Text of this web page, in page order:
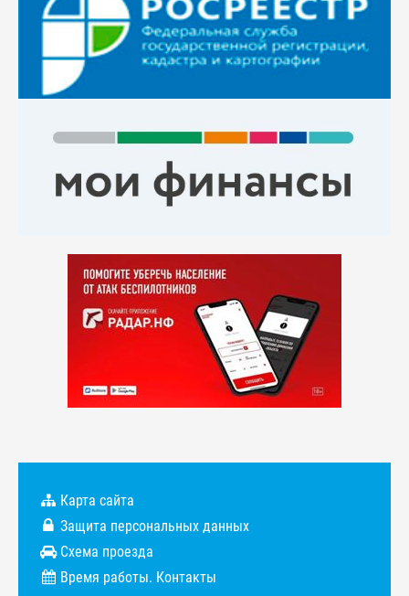
Карта сайта
Защита персональных данных
Схема проезда
Время работы. Контакты